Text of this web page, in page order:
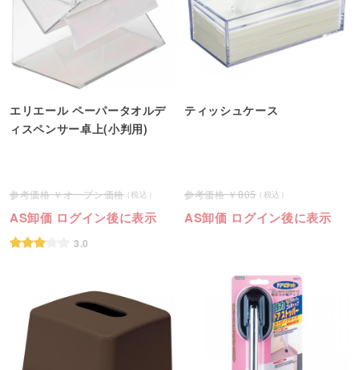
エリエール ペーパータオルデ
ィスペンサー卓上(小判用)
オープン価格
AS卸価 ログイン後に表示
3.0
ティッシュケース
805
AS卸価 ログイン後に表示